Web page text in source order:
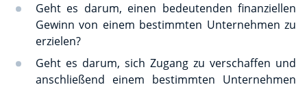
Geht es darum, einen bedeutenden finanziellen
Gewinn von einem bestimmten Unternehmen zu
erzielen?
Geht es darum, sich Zugang zu verschaffen und
anschließend einem bestimmten Unternehmen